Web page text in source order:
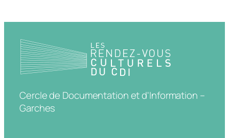
Cercle de Documentation et d'Information –
Garches